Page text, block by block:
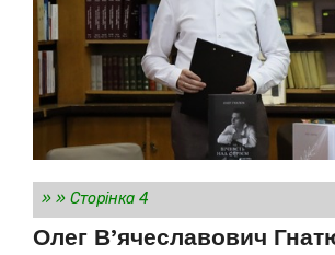
» » Сторінка 4
Олег В’ячеславович